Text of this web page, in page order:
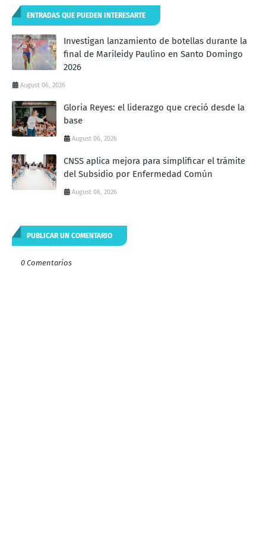
ENTRADAS QUE PUEDEN INTERESARTE
Investigan lanzamiento de botellas durante la
final de Marileidy Paulino en Santo Domingo
2026
August 06, 2026
Gloria Reyes: el liderazgo que creció desde la
base
August 06, 2026
CNSS aplica mejora para simplificar el trámite
del Subsidio por Enfermedad Común
August 06, 2026
PUBLICAR UN COMENTARIO
0 Comentarios